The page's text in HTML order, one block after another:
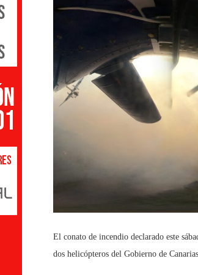
El conato de incendio declarado este
dos helicópteros del Gobierno de